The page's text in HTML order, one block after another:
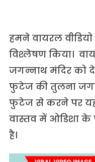
हमने वायरल
विश्लेषण किया।
जगन्नाथ मंदिर को
फुटेज की तुलना
फुटेज से करने पर यह
वास्तव में ओडिशा के
है।